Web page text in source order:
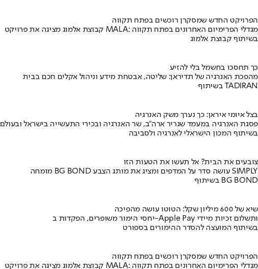
הפרויקט החדש שמסקרן רוכשים בפתח תקווה
קבוצת אלמוג מציגה את פרויקט MALA: מגדלי הפרימיום האחרונים בפתח תקווה
בשיתוף קבוצת אלמוג
כך תחסכו בחשמל בלי להזיע
מהפכת האנרגיה של תדיראן: שליטה, אבטחת מידע וניהול אקלים חכם בבית
בשיתוף TADIRAN
בצל איומי איראן: כך נערך משק האנרגיה
פסגת האנרגיה במעמד שגריר ארה"ב, שר האנרגיה ובכירי התעשייה בישראל ובעולם
בשיתוף המכון הישראלי לאנרגיה ולסביבה
צובעים את הבית? אל תעשו את הטעות הזו
מומחה BG BOND עושה סדר על המדפים ומציג את מותג הצבע SIMPLY
בשיתוף BG BOND
שיא של 600 מיליון שקל: הטוטו עושה מהפיכה
יחסי הימור משופרים, הפקדות ב-Apple Pay ותשלום זכיות מיידי
בשיתוף המועצה להסדר ההימורים בספורט
הפרויקט החדש שמסקרן רוכשים בפתח תקווה
קבוצת אלמוג מציגה את פרויקט MALA: מגדלי הפרימיום האחרונים בפתח תקווה